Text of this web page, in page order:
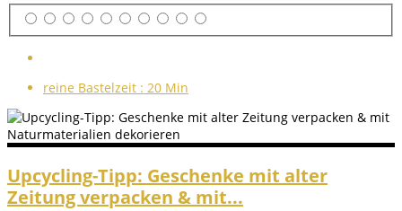
reine Bastelzeit : 20 Min
Upcycling-Tipp: Geschenke mit alter
Zeitung verpacken & mit...